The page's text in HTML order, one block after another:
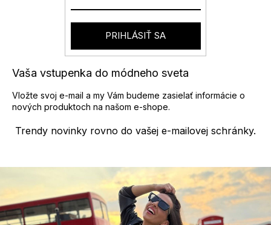
Trendy novinky rovno do vašej e-mailovej schránky.
Vaša vstupenka do módneho sveta
Vložte svoj e-mail a my Vám budeme zasielať informácie o
nových produktoch na našom e-shope.
PRIHLÁSIŤ SA